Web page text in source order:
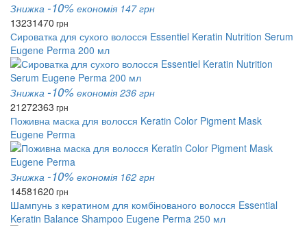
Знижка -10% економія 147 грн
13231470 грн
Сироватка для сухого волосся Essentiel Keratin Nutrition Serum
Eugene Perma 200 мл
Знижка -10% економія 236 грн
21272363 грн
Поживна маска для волосся Keratin Color Pigment Mask
Eugene Perma
Знижка -10% економія 162 грн
14581620 грн
Шампунь з кератином для комбінованого волосся Essential
Keratin Balance Shampoo Eugene Perma 250 мл